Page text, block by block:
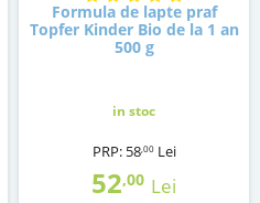
Formula de lapte praf
Topfer Kinder Bio de la 1 an
500 g
in stoc
PRP: 58,00 Lei
52,00 Lei